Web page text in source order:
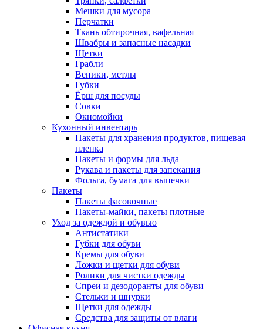
Мешки для мусора
Перчатки
Ткань обтирочная, вафельная
Швабры и запасные насадки
Щетки
Грабли
Веники, метлы
Губки
Ёрш для посуды
Совки
Окномойки
Кухонный инвентарь
Пакеты для хранения продуктов, пищевая
пленка
Пакеты и формы для льда
Рукава и пакеты для запекания
Фольга, бумага для выпечки
Пакеты
Пакеты фасовочные
Пакеты-майки, пакеты плотные
Уход за одеждой и обувью
Антистатики
Губки для обуви
Кремы для обуви
Ложки и щетки для обуви
Ролики для чистки одежды
Спреи и дезодоранты для обуви
Стельки и шнурки
Щетки для одежды
Средства для защиты от влаги